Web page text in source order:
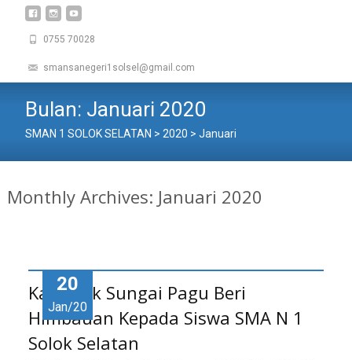
0755 70028
smansanegeri1solsel@gmail.com
Bulan: Januari 2020
SMAN 1 SOLOK SELATAN > 2020 > Januari
Monthly Archives: Januari 2020
20
Jan/20
Kapolsek Sungai Pagu Beri
Himbauan Kepada Siswa SMA N 1
Solok Selatan